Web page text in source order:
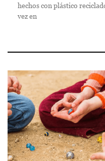
hechos con plástico
vez en